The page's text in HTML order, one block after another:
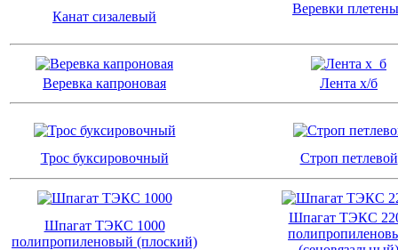
Канат сизалевый
Веревки
Веревка капроновая Лента х/б
Трос буксировочный Строп петлевой
Шпагат ТЭКС 1000
полипропиленовый (плоский)
Шпагат ТЭКС